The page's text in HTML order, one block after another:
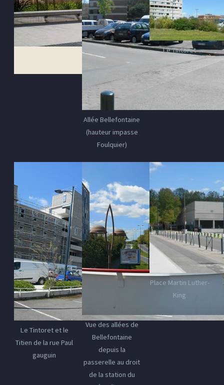
Allée Bellefontaine
(hauteur impasse
Foulquier)
Le Tintoret
Le Tintoret et le
Titien de la rue Paul
gauguin
Vue des allées de
Bellefontaine
depuis la
passerelle au droit
de la station du
Place Martin Luther-
King